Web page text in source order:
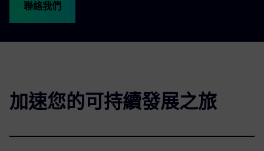
聯絡我們
加速您的可持續發展之旅